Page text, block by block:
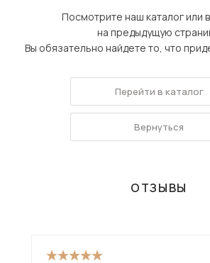
Посмотрите наш каталог или
на предыдущую
Вы обязательно найдете то, что
Перейти в каталог
Вернуться
ОТЗЫВЫ